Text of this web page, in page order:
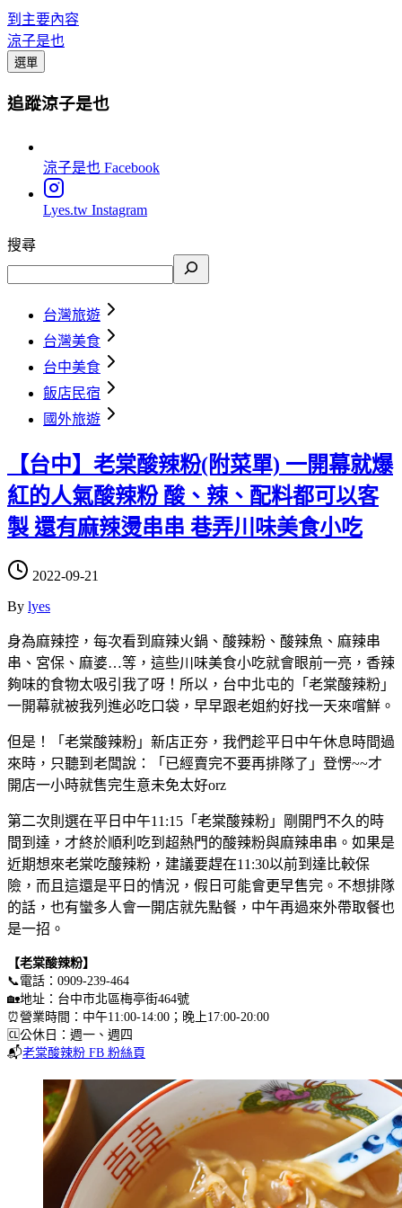
到主要內容
涼子是也
選單
追蹤涼子是也
涼子是也 Facebook
Lyes.tw Instagram
搜尋
台灣旅遊
台灣美食
台中美食
飯店民宿
國外旅遊
【台中】老棠酸辣粉(附菜單) 一開幕就爆
紅的人氣酸辣粉 酸、辣、配料都可以客
製 還有麻辣燙串串 巷弄川味美食小吃
2022-09-21
By lyes
身為麻辣控，每次看到麻辣火鍋、酸辣粉、酸辣魚、麻辣串
串、宮保、麻婆…等，這些川味美食小吃就會眼前一亮，香辣
夠味的食物太吸引我了呀！所以，台中北屯的「老棠酸辣粉」
一開幕就被我列進必吃口袋，早早跟老姐約好找一天來嚐鮮。
但是！「老棠酸辣粉」新店正夯，我們趁平日中午休息時間過
來時，只聽到老闆說：「已經賣完不要再排隊了」登愣~~才
開店一小時就售完生意未免太好orz
第二次則選在平日中午11:15「老棠酸辣粉」剛開門不久的時
間到達，才終於順利吃到超熱門的酸辣粉與麻辣串串。如果是
近期想來老棠吃酸辣粉，建議要趕在11:30以前到達比較保
險，而且這還是平日的情況，假日可能會更早售完。不想排隊
的話，也有蠻多人會一開店就先點餐，中午再過來外帶取餐也
是一招。
【老棠酸辣粉】
📞電話：0909-239-464
🏡地址：台中市北區梅亭街464號
⏰營業時間：中午11:00-14:00；晚上17:00-20:00
🆑公休日：週一、週四
📬老棠酸辣粉 FB 粉絲頁